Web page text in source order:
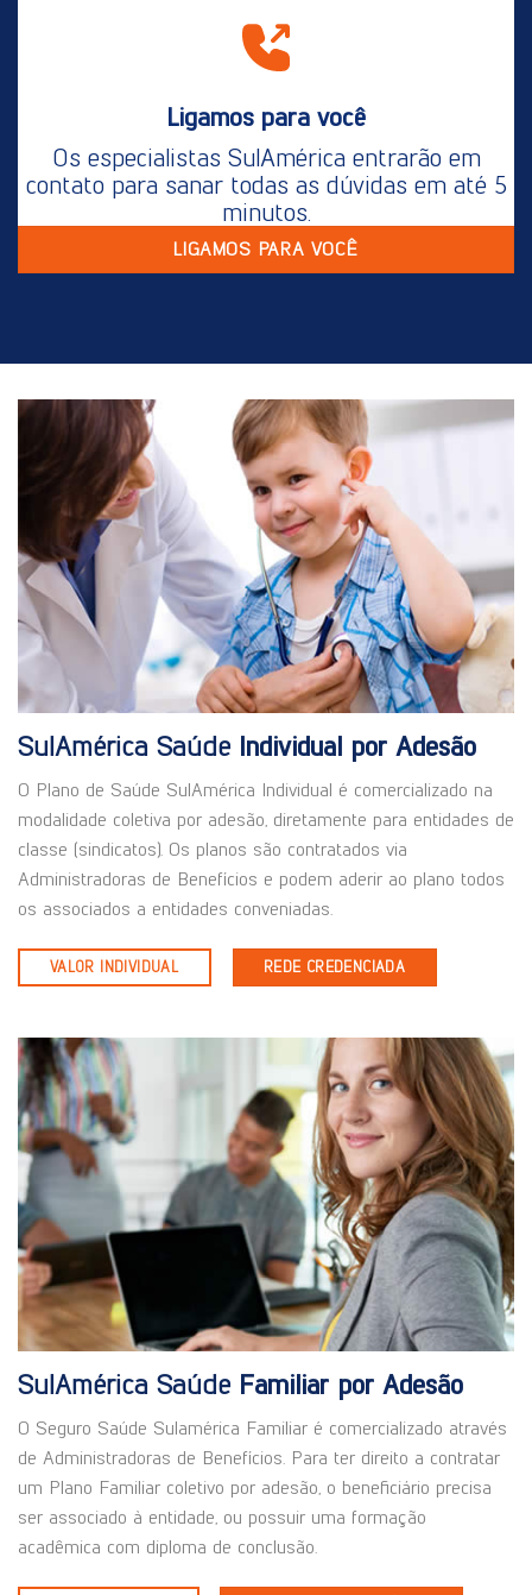
Ligamos para você
Os especialistas SulAmérica entrarão em
contato para sanar todas as dúvidas em até 5
minutos.
LIGAMOS PARA VOCÊ
SulAmérica Saúde Individual por Adesão
O Plano de Saúde SulAmérica Individual é comercializado na
modalidade coletiva por adesão, diretamente para entidades de
classe (sindicatos). Os planos são contratados via
Administradoras de Benefícios e podem aderir ao plano todos
os associados a entidades conveniadas.
VALOR INDIVIDUAL REDE CREDENCIADA
SulAmérica Saúde Familiar por Adesão
O Seguro Saúde Sulamérica Familiar é comercializado através
de Administradoras de Benefícios. Para ter direito a contratar
um Plano Familiar coletivo por adesão, o beneficiário precisa
ser associado à entidade, ou possuir uma formação
acadêmica com diploma de conclusão.